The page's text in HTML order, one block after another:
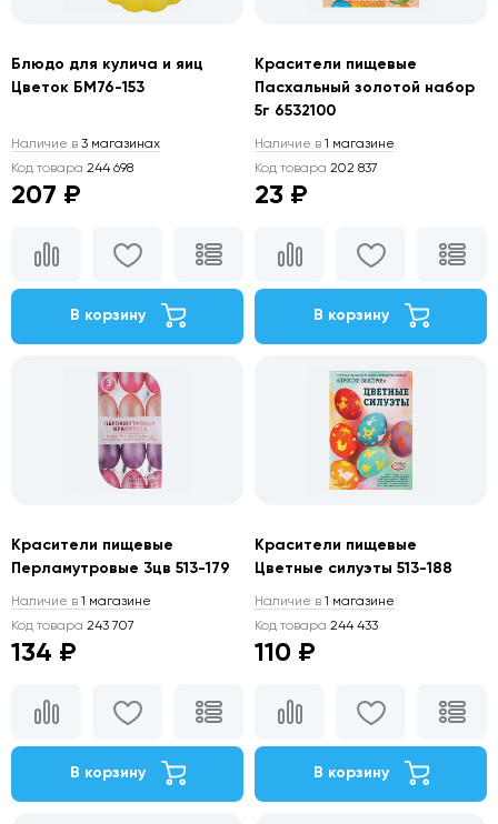
Блюдо для кулича и яиц
Цветок БМ76-153
Наличие в 3 магазинах
Код товара 244 698
207 ₽
В корзину
Красители пищевые
Пасхальный золотой набор
5г 6532100
Наличие в 1 магазине
Код товара 202 837
23 ₽
В корзину
Красители пищевые
Перламутровые 3цв 513-179
Наличие в 1 магазине
Код товара 243 707
134 ₽
В корзину
Красители пищевые
Цветные силуэты 513-188
Наличие в 1 магазине
Код товара 244 433
110 ₽
В корзину